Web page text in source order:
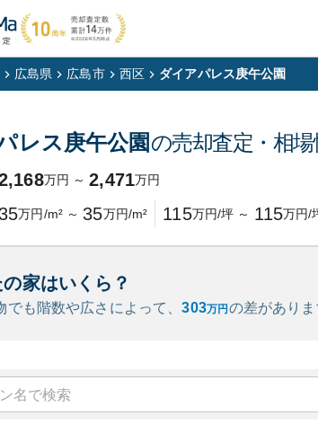
広島県 広島市 西区 ダイアパレス庚午公園
レス庚午公園の売却査定・相場
万円 ～ 2,471万円
35万円/m² ～ 35万円/m² 115万円/坪 ～ 115万円/
家はいくら？
でも階数や広さによって、303万円 の差がありま